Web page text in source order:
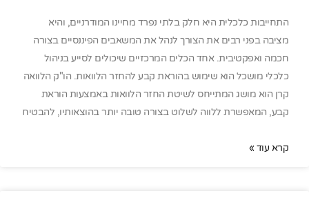
התחייבות כלכלית היא חלק בלתי נפרד מחיינו המודרניים, והיא
מציבה בפני רבים את הצורך לנהל את המשאבים הפיננסיים בצורה
חכמה ואפקטיבית. אחד הכלים המרכזיים שיכולים לסייע בניהול
כלכלי מושכל הוא שימוש בהוראת קבע להחזר הלוואות. הו"ק הלוואה
קרן הוא מושג המתייחס לשיטת החזר הלוואות באמצעות הוראת
קבע, המאפשרת ללווה לשלוט בצורה טובה יותר בהוצאותיו, להבטיח
קרא עוד »